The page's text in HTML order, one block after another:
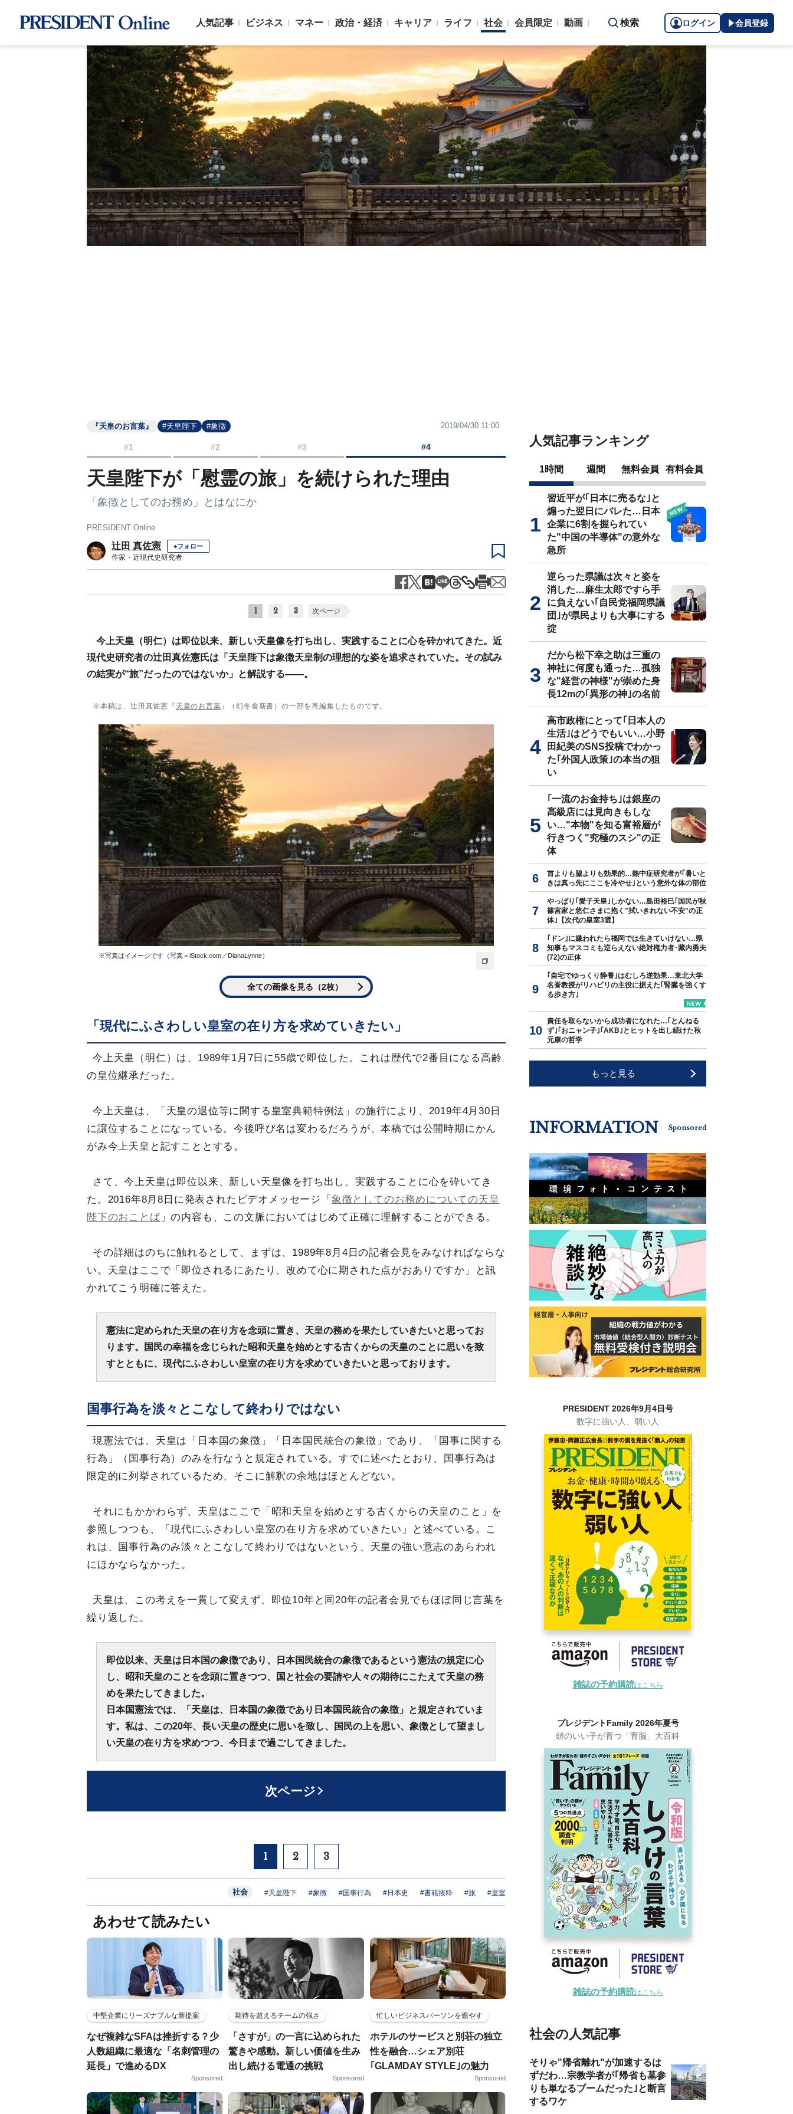
人気記事 ビジネス マネー 政治・経済 キャリア ライフ 社会 会員限定 動画 検索 ログイン 会員登録
『天皇のお言葉』 #天皇陛下 #象徴 2019/04/30 11:00
#1 #2 #3 #4
天皇陛下が「慰霊の旅」を続けられた理由
「象徴としてのお務め」とはなにか
PRESIDENT Online
辻田 真佐憲 +フォロー
作家・近現代史研究者
1 2 3 次ページ
今上天皇（明仁）は即位以来、新しい天皇像を打ち出し、実践することに心を砕かれてきた。近
現代史研究者の辻田真佐憲氏は「天皇陛下は象徴天皇制の理想的な姿を追求されていた。その試み
の結実が“旅”だったのではないか」と解説する――。
※本稿は、辻田真佐憲『 天皇のお言葉 』（幻冬舎新書）の一部を再編集したものです。
※写真はイメージです（写真＝iStock.com／DianaLynne）
全ての画像を見る（2枚）
「現代にふさわしい皇室の在り方を求めていきたい」
今上天皇（明仁）は、1989年1月7日に55歳で即位した。これは歴代で2番目になる高齢
の皇位継承だった。
今上天皇は、「天皇の退位等に関する皇室典範特例法」の施行により、2019年4月30日
に譲位することになっている。今後呼び名は変わるだろうが、本稿では公開時期にかん
がみ今上天皇と記すこととする。
さて、今上天皇は即位以来、新しい天皇像を打ち出し、実践することに心を砕いてき
た。2016年8月8日に発表されたビデオメッセージ「 象徴としてのお務めについての天皇
陛下のおことば 」の内容も、この文脈においてはじめて正確に理解することができる。
その詳細はのちに触れるとして、まずは、1989年8月4日の記者会見をみなければならな
い。天皇はここで「即位されるにあたり、改めて心に期された点がおありですか」と訊
かれてこう明確に答えた。
憲法に定められた天皇の在り方を念頭に置き、天皇の務めを果たしていきたいと思ってお
ります。国民の幸福を念じられた昭和天皇を始めとする古くからの天皇のことに思いを致
すとともに、現代にふさわしい皇室の在り方を求めていきたいと思っております。
国事行為を淡々とこなして終わりではない
現憲法では、天皇は「日本国の象徴」「日本国民統合の象徴」であり、「国事に関する
行為」（国事行為）のみを行なうと規定されている。すでに述べたとおり、国事行為は
限定的に列挙されているため、そこに解釈の余地はほとんどない。
それにもかかわらず、天皇はここで「昭和天皇を始めとする古くからの天皇のこと」を
参照しつつも、「現代にふさわしい皇室の在り方を求めていきたい」と述べている。こ
れは、国事行為のみ淡々とこなして終わりではないという、天皇の強い意志のあらわれ
にほかならなかった。
天皇は、この考えを一貫して変えず、即位10年と同20年の記者会見でもほぼ同じ言葉を
繰り返した。
即位以来、天皇は日本国の象徴であり、日本国民統合の象徴であるという憲法の規定に心
し、昭和天皇のことを念頭に置きつつ、国と社会の要請や人々の期待にこたえて天皇の務
めを果たしてきました。
日本国憲法では、「天皇は、日本国の象徴であり日本国民統合の象徴」と規定されていま
す。私は、この20年、長い天皇の歴史に思いを致し、国民の上を思い、象徴として望まし
い天皇の在り方を求めつつ、今日まで過ごしてきました。
次ページ
1 2 3
社会 #天皇陛下 #象徴 #国事行為 #日本史 #書籍抜粋 #旅 #皇室
あわせて読みたい
中堅企業にリーズナブルな新提案
なぜ複雑なSFAは挫折する？少
人数組織に最適な「名刺管理の
延長」で進めるDX
Sponsored
期待を超えるチームの強さ
「さすが」の一言に込められた
驚きや感動。新しい価値を生み
出し続ける電通の挑戦
Sponsored
忙しいビジネスパーソンを癒やす
ホテルのサービスと別荘の独立
性を融合…シェア別荘
｢GLAMDAY STYLE｣の魅力
Sponsored
人気記事ランキング
1時間 週間 無料会員 有料会員
習近平が｢日本に売るな｣と
煽った翌日にバレた…日本
企業に6割を握られてい
た"中国の半導体"の意外な
急所
逆らった県議は次々と姿を
消した…麻生太郎ですら手
に負えない｢自民党福岡県議
団｣が県民よりも大事にする
掟
だから松下幸之助は三重の
神社に何度も通った…孤独
な"経営の神様"が崇めた身
長12mの｢異形の神｣の名前
高市政権にとって｢日本人の
生活｣はどうでもいい…小野
田紀美のSNS投稿でわかっ
た｢外国人政策｣の本当の狙
い
｢一流のお金持ち｣は銀座の
高級店には見向きもしな
い…"本物"を知る富裕層が
行きつく"究極のスシ"の正
体
首よりも脇よりも効果的…熱中症研究者が｢暑いと
きは真っ先にここを冷やせ｣という意外な体の部位
やっぱり｢愛子天皇｣しかない…島田裕巳｢国民が秋
篠宮家と悠仁さまに抱く"拭いきれない不安"の正
体｣【次代の皇室3選】
｢ドン｣に嫌われたら福岡では生きていけない…県
知事もマスコミも逆らえない絶対権力者･藏内勇夫
(72)の正体
｢自宅でゆっくり静養｣はむしろ逆効果…東北大学
名誉教授がリハビリの主役に据えた｢腎臓を強くす
る歩き方｣
責任を取らないから成功者になれた…｢とんねる
ず｣｢おニャン子｣｢AKB｣とヒットを出し続けた秋
元康の哲学
もっと見る
INFORMATION Sponsored
PRESIDENT 2026年9月4日号
数字に強い人、弱い人
雑誌の予約購読はこちら
プレジデントFamily 2026年夏号
頭のいい子が育つ「育脳」大百科
雑誌の予約購読はこちら
社会の人気記事
そりゃ"帰省離れ"が加速するは
ずだわ…宗教学者が｢帰省も墓参
りも単なるブームだった｣と断言
するワケ